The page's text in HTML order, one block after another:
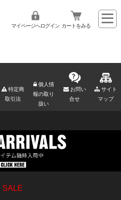
マイページへログイン カートをみる
特定商
取引法
個人情
報の取り
扱い
お問い
合せ
サイト
マップ
SALE